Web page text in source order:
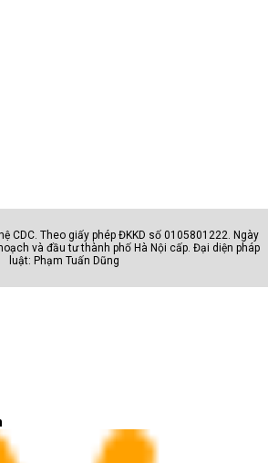
CDC. Theo giấy phép ĐKKD số 0105801222. Ngày
và đầu tư thành phố Hà Nội cấp. Đại diện pháp
luật: Phạm Tuấn Dũng